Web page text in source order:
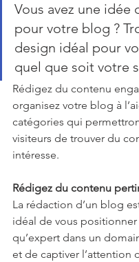
Vous avez une idée
pour votre blog ?
design idéal pour
quel que soit votre
Rédigez du contenu
organisez votre blog à
catégories qui
visiteurs de trouver du
intéresse.
Rédigez du contenu
La rédaction d’un blog
idéal de vous
qu’expert dans un
et de captiver l’attention